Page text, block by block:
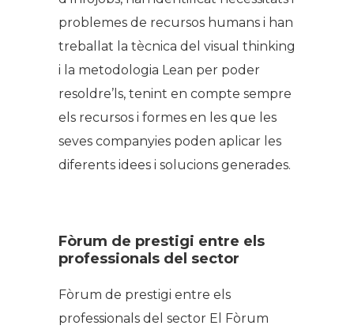
problemes de recursos humans i han
treballat la tècnica del visual thinking
i la metodologia Lean per poder
resoldre’ls, tenint en compte sempre
els recursos i formes en les que les
seves companyies poden aplicar les
diferents idees i solucions generades.
Fòrum de prestigi entre els
professionals del sector
Fòrum de prestigi entre els
professionals del sector El Fòrum